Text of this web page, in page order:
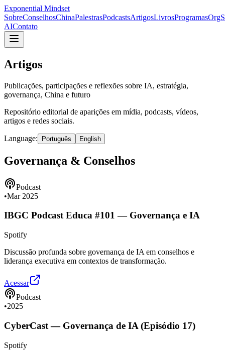
Exponential Mindset
SobreConselhosChinaPalestrasPodcastsArtigosLivrosProgramas
AIContato
Artigos
Publicações, participações e reflexões sobre IA, estratégia,
governança, China e futuro
Repositório editorial de aparições em mídia, podcasts, vídeos,
artigos e redes sociais.
Language: Português English
Governança & Conselhos
Podcast
•Mar 2025
IBGC Podcast Educa #101 — Governança e IA
Spotify
Discussão profunda sobre governança de IA em conselhos e
liderança executiva em contextos de transformação.
Acessar
Podcast
•2025
CyberCast — Governança de IA (Episódio 17)
Spotify